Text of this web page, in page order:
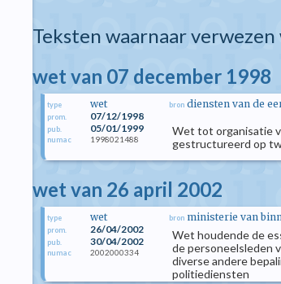
Teksten waarnaar
wet van 07 december 1998
type wet
prom. 07/12/1998
pub. 05/01/1999
numac 1998021488
bron diensten van de
Wet tot organisatie
gestructureerd op
wet van 26 april 2002
type wet
prom. 26/04/2002
pub. 30/04/2002
numac 2002000334
bron ministerie van
Wet houdende de
de personeelsleden
diverse andere
politiediensten